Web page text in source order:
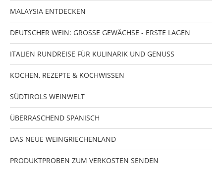
MALAYSIA ENTDECKEN
DEUTSCHER WEIN: GROSSE GEWÄCHSE - ERSTE LAGEN
ITALIEN RUNDREISE FÜR KULINARIK UND GENUSS
KOCHEN, REZEPTE & KOCHWISSEN
SÜDTIROLS WEINWELT
ÜBERRASCHEND SPANISCH
DAS NEUE WEINGRIECHENLAND
PRODUKTPROBEN ZUM VERKOSTEN SENDEN